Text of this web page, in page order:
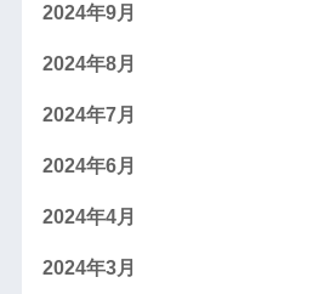
2024年9月
2024年8月
2024年7月
2024年6月
2024年4月
2024年3月